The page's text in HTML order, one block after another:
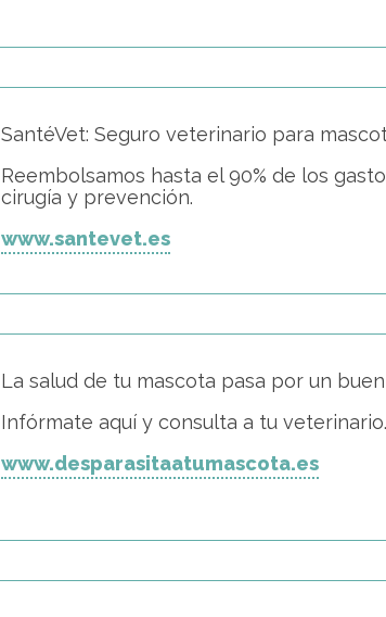
SantéVet: Seguro veterinario para
Reembolsamos hasta el 90% de los
cirugía y prevención.
www.santevet.es
La salud de tu mascota pasa por un
Infórmate aquí y consulta a tu veterinario.
www.desparasitaatumascota.es